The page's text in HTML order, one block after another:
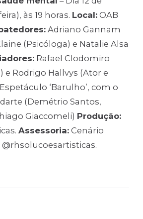
às 19 horas. Local: OAB
Adriano Gannam
(Psicóloga) e Natalie Alsa
Rafael Clodomiro
e Rodrigo Hallvys (Ator e
Espetáculo ‘Barulho’, com o
(Demétrio Santos,
Giaccomeli) Produção:
Assessoria: Cenário
@rhsolucoesartisticas.